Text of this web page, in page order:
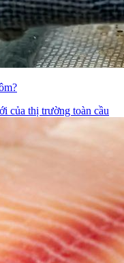
của thị trường toàn cầu